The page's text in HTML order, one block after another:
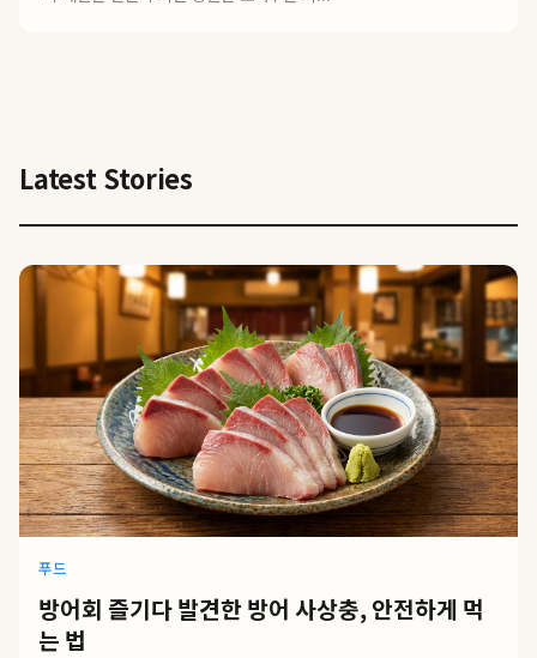
Latest Stories
푸드
방어회 즐기다 발견한 방어 사상충, 안전하게 먹
는 법